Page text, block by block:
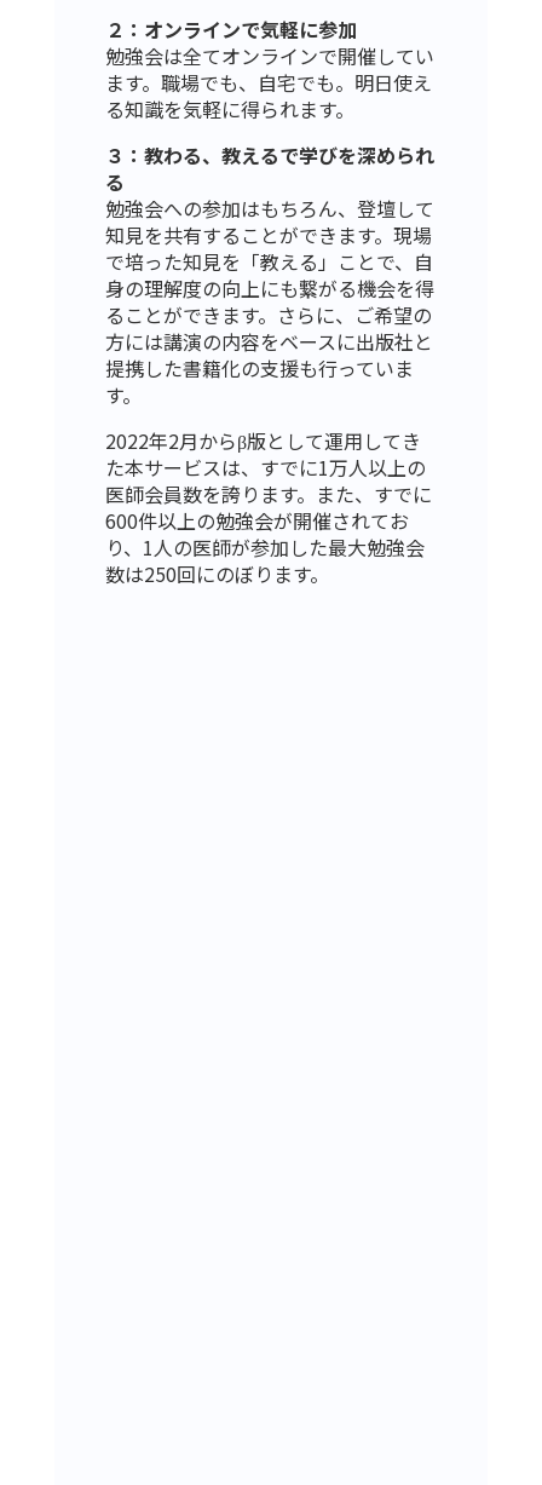
２：オンラインで気軽に参加
勉強会は全てオンラインで開催してい
ます。職場でも、自宅でも。明日使え
る知識を気軽に得られます。
３：教わる、教えるで学びを深められ
る
勉強会への参加はもちろん、登壇して
知見を共有することができます。現場
で培った知見を「教える」ことで、自
身の理解度の向上にも繋がる機会を得
ることができます。さらに、ご希望の
方には講演の内容をベースに出版社と
提携した書籍化の支援も行っていま
す。
2022年2月からβ版として運用してき
た本サービスは、すでに1万人以上の
医師会員数を誇ります。また、すでに
600件以上の勉強会が開催されてお
り、1人の医師が参加した最大勉強会
数は250回にのぼります。